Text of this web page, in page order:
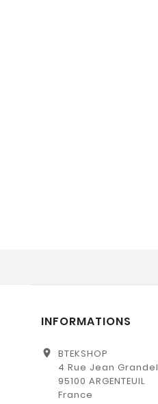
INFORMATIONS
location_on
BTEKSHOP
4 Rue Jean Grandel
95100 ARGENTEUIL
France